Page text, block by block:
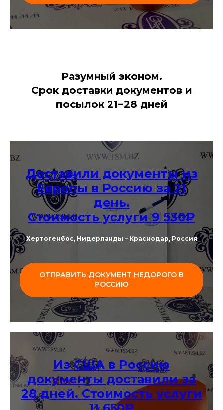
Разумный эконом.
Срок доставки документов и
посылок 21−28 дней
Доставили документы из
Европы в Россию за 21
день.
Стоимость услуги 9 530₽
Хертогенбос, Нидерланды – Краснодар, Россия
ОТПРАВИТЬ ДОКУМЕНТ НЕДОРОГО В
РОССИЮ
Из США в Россию
документы доставили за
28 дней. Стоимость услуги